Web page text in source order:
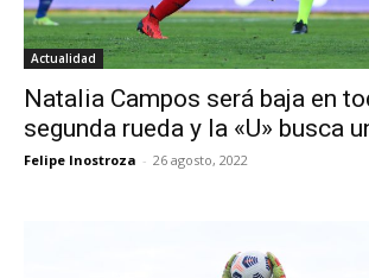
Actualidad
Natalia Campos será baja en
segunda rueda y la «U» busca
Felipe Inostroza - 26 agosto, 2022